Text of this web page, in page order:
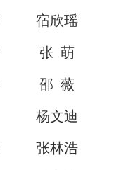
宿欣瑶
张 萌
邵 薇
杨文迪
张林浩